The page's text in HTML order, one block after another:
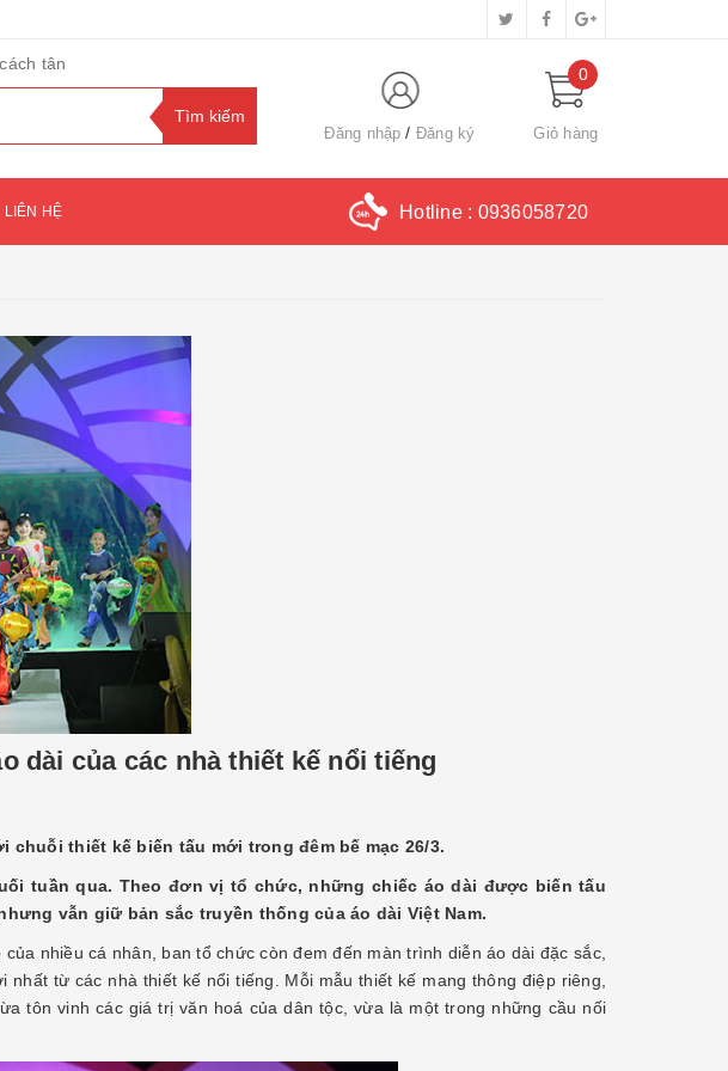
tân
Đăng nhập Đăng ký
0
Giỏ hàng
LIÊN HỆ Hotline : 0936058720
dài của các nhà thiết kế nổi tiếng
chuỗi thiết kế biến tấu mới trong đêm bế mạc 26/3.
tuần qua. Theo đơn vị tổ chức, những chiếc áo dài được biến tấu
vẫn giữ bản sắc truyền thống của áo dài Việt Nam.
nhiều cá nhân, ban tổ chức còn đem đến màn trình diễn áo dài đặc sắc,
từ các nhà thiết kế nổi tiếng. Mỗi mẫu thiết kế mang thông điệp riêng,
tôn vinh các giá trị văn hoá của dân tộc, vừa là một trong những cầu nối